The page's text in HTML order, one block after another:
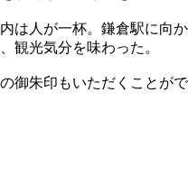
は人が一杯。鎌倉駅に向か
観光気分を味わった。
御朱印もいただくことがで